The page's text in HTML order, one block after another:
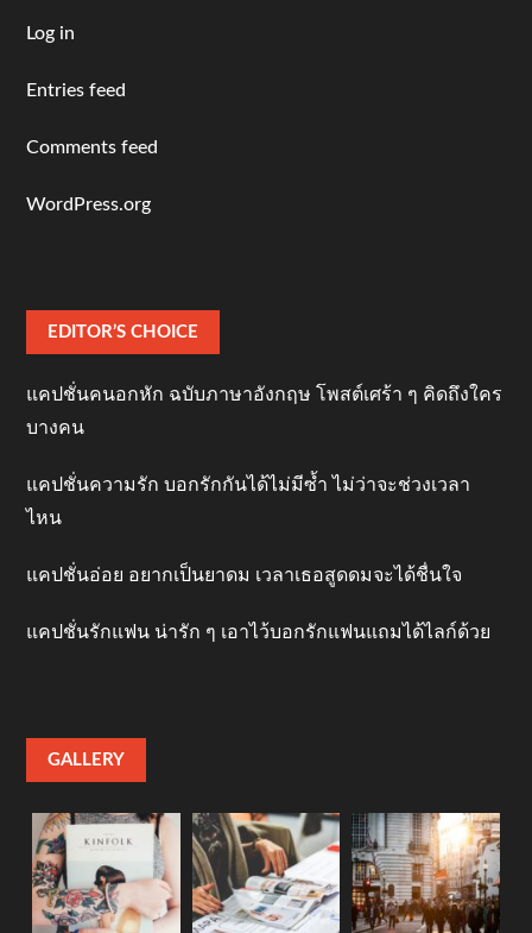
Log in
Entries feed
Comments feed
WordPress.org
EDITOR’S CHOICE
แคปชั่นคนอกหัก ฉบับภาษาอังกฤษ โพสต์เศร้า ๆ คิดถึงใคร
บางคน
แคปชั่นความรัก บอกรักกันได้ไม่มีซ้ำ ไม่ว่าจะช่วงเวลา
ไหน
แคปชั่นอ่อย อยากเป็นยาดม เวลาเธอสูดดมจะได้ชื่นใจ
แคปชั่นรักแฟน น่ารัก ๆ เอาไว้บอกรักแฟนแถมได้ไลก์ด้วย
GALLERY